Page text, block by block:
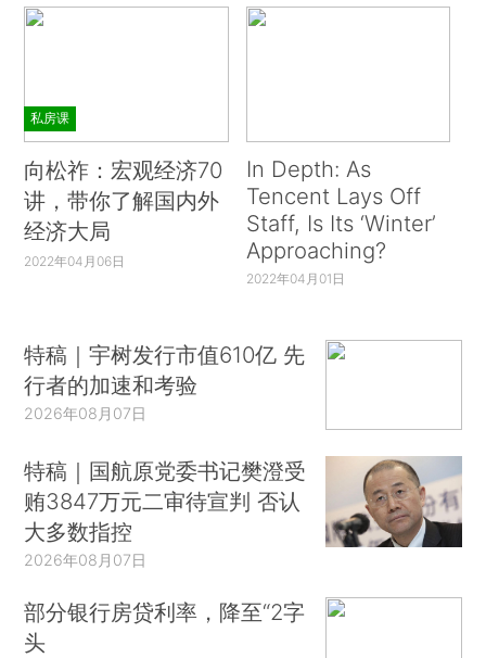
私房课
向松祚：宏观经济70
讲，带你了解国内外
经济大局
2022年04月06日
In Depth: As
Tencent Lays Off
Staff, Is Its ‘Winter’
Approaching?
2022年04月01日
特稿｜宇树发行市值610亿 先
行者的加速和考验
2026年08月07日
特稿｜国航原党委书记樊澄受
贿3847万元二审待宣判 否认
大多数指控
2026年08月07日
部分银行房贷利率，降至“2字
头